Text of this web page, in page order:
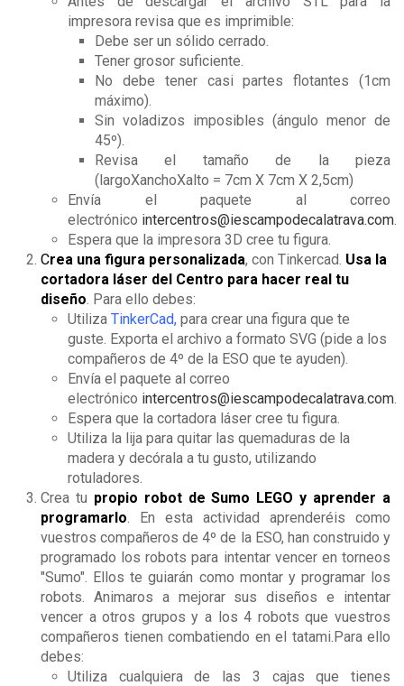
impresora revisa que es imprimible:
Debe ser un sólido cerrado.
Tener grosor suficiente.
No debe tener casi partes flotantes (1cm
máximo).
Sin voladizos imposibles (ángulo menor de
45º).
Revisa el tamaño de la pieza
(largoXanchoXalto = 7cm X 7cm X 2,5cm)
Envía el paquete al correo
electrónico intercentros@iescampodecalatrava.com.
Espera que la impresora 3D cree tu figura.
Crea una figura personalizada, con Tinkercad. Usa la
cortadora láser del Centro para hacer real tu
diseño. Para ello debes:
Utiliza TinkerCad, para crear una figura que te
guste. Exporta el archivo a formato SVG (pide a los
compañeros de 4º de la ESO que te ayuden).
Envía el paquete al correo
electrónico intercentros@iescampodecalatrava.com.
Espera que la cortadora láser cree tu figura.
Utiliza la lija para quitar las quemaduras de la
madera y decórala a tu gusto, utilizando
rotuladores.
Crea tu propio robot de Sumo LEGO y aprender a
programarlo. En esta actividad aprenderéis como
vuestros compañeros de 4º de la ESO, han construido y
programado los robots para intentar vencer en torneos
"Sumo". Ellos te guiarán como montar y programar los
robots. Animaros a mejorar sus diseños e intentar
vencer a otros grupos y a los 4 robots que vuestros
compañeros tienen combatiendo en el tatami.Para ello
debes:
Utiliza cualquiera de las 3 cajas que tienes